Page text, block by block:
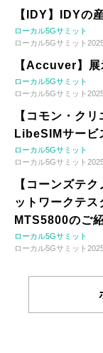
【IDY】IDYの
ローカル5Gサミット
ローカル5Gサミット
【Accuver】
ローカル5Gサミット
ローカル5Gサミット
【コモン・ク
LibeSIMサービ
ローカル5Gサミット
ローカル5Gサミット
【コーンズテ
ットワークテ
MTS5800のご
ローカル5Gサミット
ローカル5Gサミット